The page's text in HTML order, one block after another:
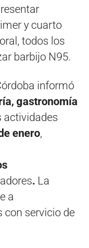
y cuarto
todos los
barbijo N95.
informó
gastronomía
actividades
enero,
. La
a
con servicio de